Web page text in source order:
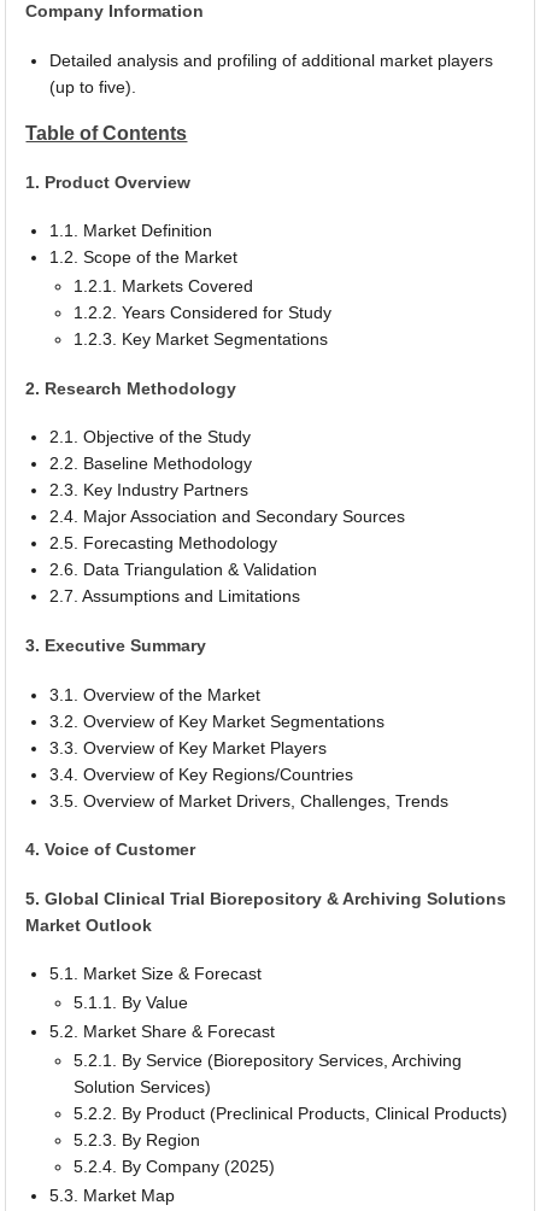
Company Information
Detailed analysis and profiling of additional market players
(up to five).
Table of Contents
1. Product Overview
1.1. Market Definition
1.2. Scope of the Market
1.2.1. Markets Covered
1.2.2. Years Considered for Study
1.2.3. Key Market Segmentations
2. Research Methodology
2.1. Objective of the Study
2.2. Baseline Methodology
2.3. Key Industry Partners
2.4. Major Association and Secondary Sources
2.5. Forecasting Methodology
2.6. Data Triangulation & Validation
2.7. Assumptions and Limitations
3. Executive Summary
3.1. Overview of the Market
3.2. Overview of Key Market Segmentations
3.3. Overview of Key Market Players
3.4. Overview of Key Regions/Countries
3.5. Overview of Market Drivers, Challenges, Trends
4. Voice of Customer
5. Global Clinical Trial Biorepository & Archiving Solutions
Market Outlook
5.1. Market Size & Forecast
5.1.1. By Value
5.2. Market Share & Forecast
5.2.1. By Service (Biorepository Services, Archiving
Solution Services)
5.2.2. By Product (Preclinical Products, Clinical Products)
5.2.3. By Region
5.2.4. By Company (2025)
5.3. Market Map